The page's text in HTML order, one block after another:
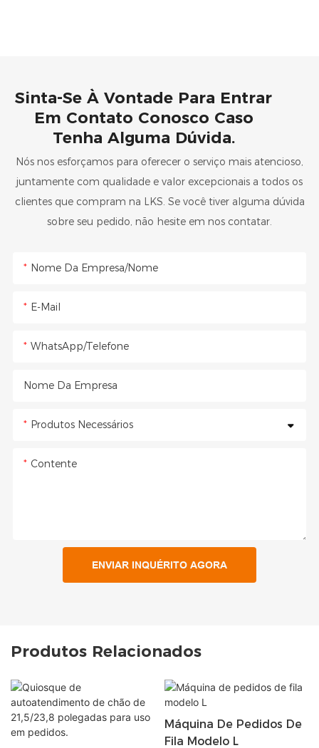
Sinta-Se À Vontade Para Entrar
Em Contato Conosco Caso
Tenha Alguma Dúvida.
Nós nos esforçamos para oferecer o serviço mais atencioso,
juntamente com qualidade e valor excepcionais a todos os
clientes que compram na LKS. Se você tiver alguma dúvida
sobre seu pedido, não hesite em nos contatar.
Nome Da Empresa/Nome
E-Mail
WhatsApp/Telefone
Nome Da Empresa
Produtos Necessários
Contente
ENVIAR INQUÉRITO AGORA
Produtos Relacionados
Máquina De Pedidos De
Fila Modelo L